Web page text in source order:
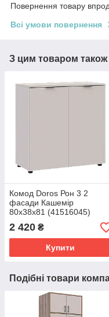
Повернення товару
Всі умови повернення
З цим товаром
Комод Doros Рон 3 2
фасади Кашемір
80х38х81 (41516045)
2 420 ₴
Купити
Подібні товари